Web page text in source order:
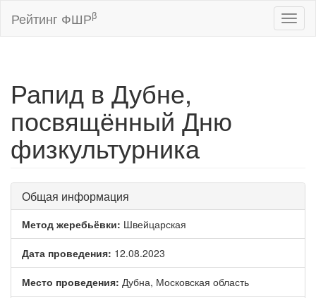
Рейтинг ФШРβ
Рапид в Дубне,
посвящённый Дню
физкультурника
Общая информация
Метод жеребьёвки: Швейцарская
Дата проведения: 12.08.2023
Место проведения: Дубна, Московская область